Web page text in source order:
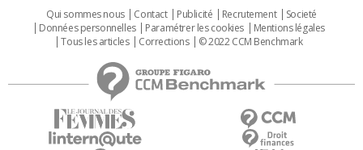
Qui sommes nous Contact Publicité Recrutement
Societé
Données personnelles
Paramétrer les cookies
Mentions légales
Tous les articles
Corrections © 2022 CCM Benchmark